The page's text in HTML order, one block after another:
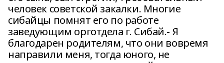
человек советской закалки. Многие
сибайцы помнят его по работе
заведующим орготдела г. Сибай.- Я
благодарен родителям, что они вовремя
направили меня, тогда юного, не